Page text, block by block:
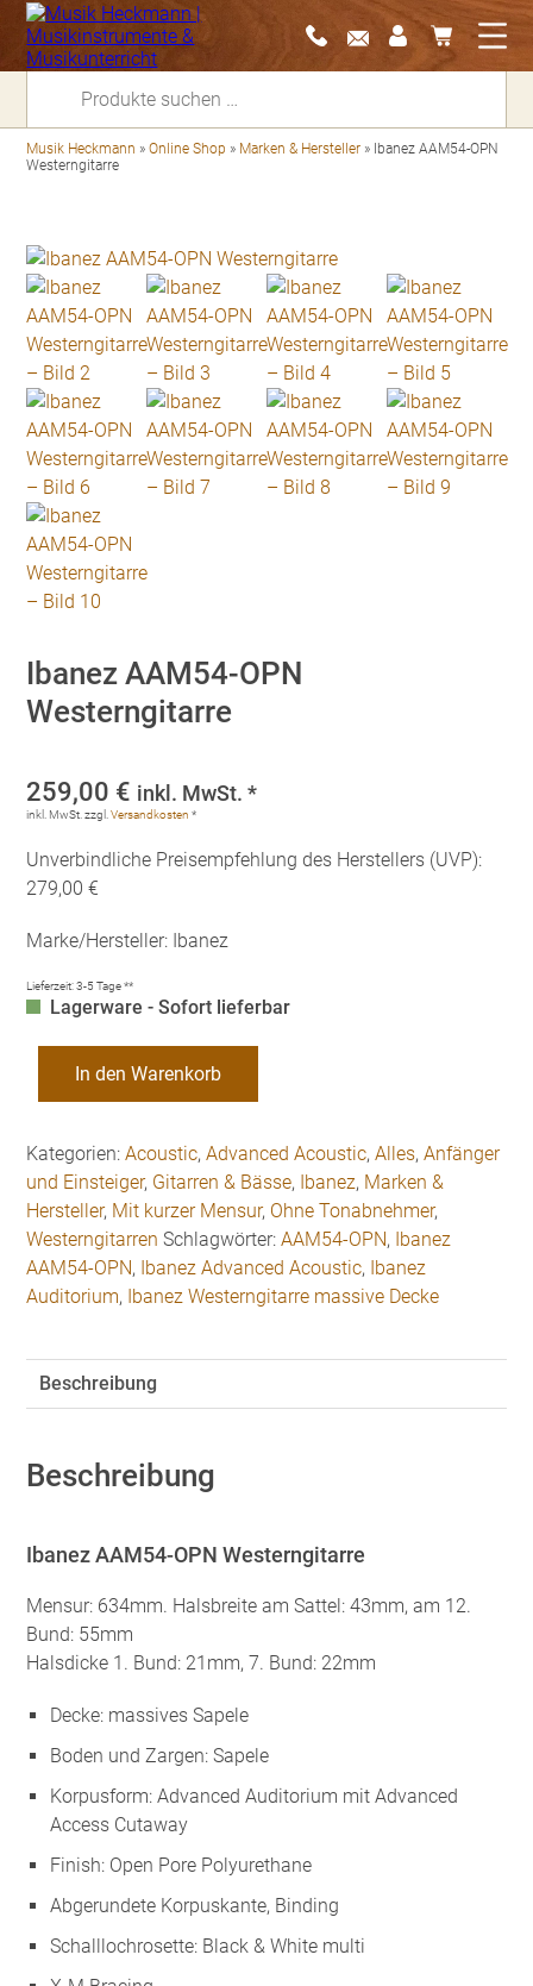
Musik Heckmann »Online Shop » Marken & Hersteller » Ibanez AAM54-OPN
Westerngitarre
Ibanez AAM54-OPN
Westerngitarre
259,00 € inkl. MwSt. *
inkl. MwSt. zzgl.Versandkosten *
Unverbindliche Preisempfehlung des Herstellers (UVP):
279,00 €
Marke/Hersteller: Ibanez
Lieferzeit:3-5 Tage **
Lagerware - Sofort lieferbar
AAM54-
Westerngitarre
Menge
In den Warenkorb
Kategorien:Acoustic,Advanced Acoustic,Alles,Anfänger
und Einsteiger, Gitarren & Bässe, Ibanez, Marken &
Hersteller, Mit kurzer Mensur, Ohne Tonabnehmer,
Westerngitarren Schlagwörter:AAM54-OPN, Ibanez
AAM54-OPN, Ibanez Advanced Acoustic, Ibanez
Auditorium, Ibanez Westerngitarre massive Decke
Beschreibung
Beschreibung
Ibanez AAM54-OPN Westerngitarre
Mensur: 634mm. Halsbreite am Sattel: 43mm, am 12.
Bund: 55mm
Halsdicke 1. Bund: 21mm, 7. Bund: 22mm
Decke: massives Sapele
Boden und Zargen: Sapele
Korpusform: Advanced Auditorium mit Advanced
Access Cutaway
Finish: Open Pore Polyurethane
Abgerundete Korpuskante, Binding
Schalllochrosette: Black & White multi